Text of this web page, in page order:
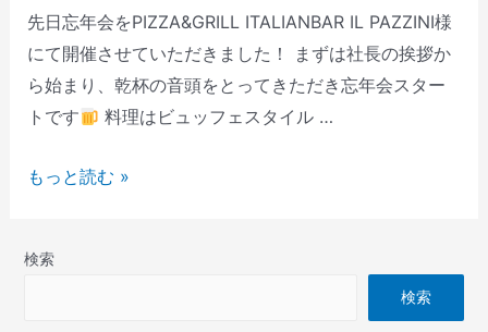
先日忘年会をPIZZA&GRILL ITALIANBAR IL PAZZINI様
にて開催させていただきました！ まずは社長の挨拶か
ら始まり、乾杯の音頭をとってきただき忘年会スター
トです
料理はビュッフェスタイル …
もっと読む »
検索
検索